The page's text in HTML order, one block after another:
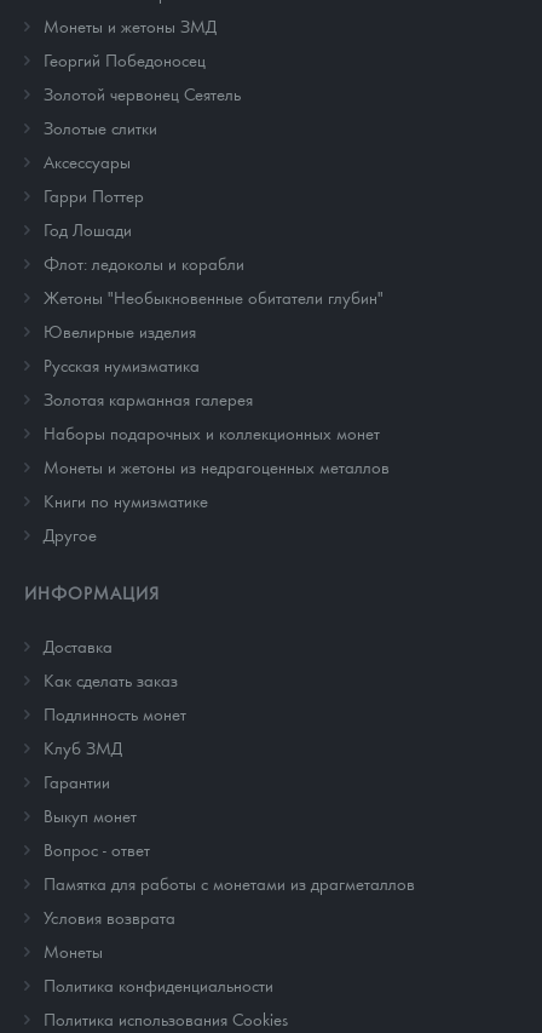
Монеты и жетоны ЗМД
Георгий Победоносец
Золотой червонец Сеятель
Золотые слитки
Аксессуары
Гарри Поттер
Год Лошади
Флот: ледоколы и корабли
Жетоны "Необыкновенные обитатели глубин"
Ювелирные изделия
Русская нумизматика
Золотая карманная галерея
Наборы подарочных и коллекционных монет
Монеты и жетоны из недрагоценных металлов
Книги по нумизматике
Другое
ИНФОРМАЦИЯ
Доставка
Как сделать заказ
Подлинность монет
Клуб ЗМД
Гарантии
Выкуп монет
Вопрос - ответ
Памятка для работы с монетами из драгметаллов
Условия возврата
Монеты
Политика конфиденциальности
Политика использования Cookies